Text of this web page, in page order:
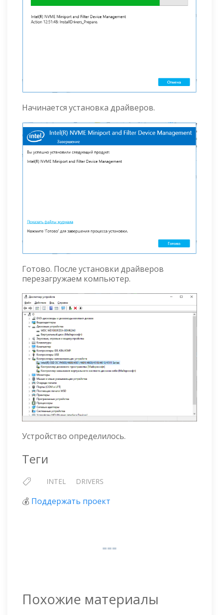
Начинается установка драйверов.
Готово. После установки драйверов
перезагружаем компьютер.
Устройство определилось.
Теги
INTEL DRIVERS
💰 Поддержать проект
Похожие материалы